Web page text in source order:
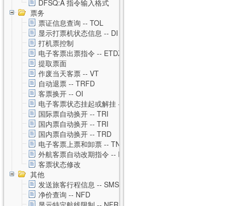
DFSQ:A 指令输入格式
票务
票证信息查询 -- TOL
显示打票机状态信息 -- DI
打机票控制
电子客票出票指令 -- ETDZ
提取票面
作废当天客票 -- VT
自动退票 -- TRFD
客票换开 -- OI
电子客票状态挂起或解挂 -- TSS
国际票自动换开 -- TRI
国内票自动换开 -- TRI
国内票自动换开 -- TRD
电子客票上票和卸票 -- TN
外航客票自动改期指令 -- RVAL
客票状态修改
其他
发送旅客行程信息 -- SMS
净价查询 -- NFD